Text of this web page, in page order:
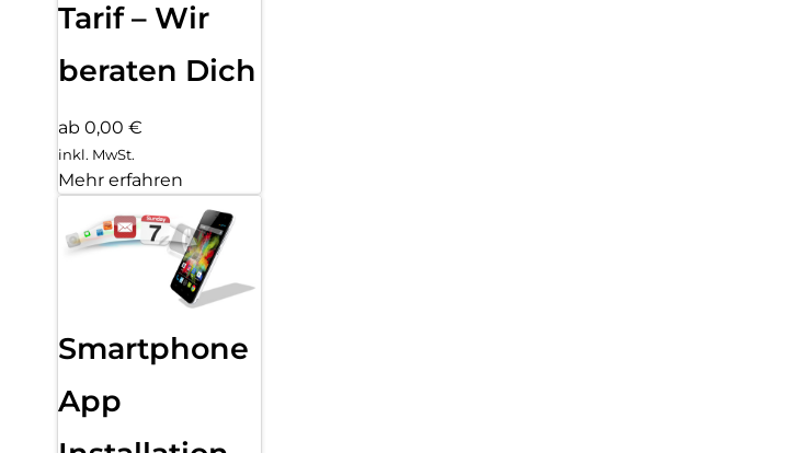
Tarif – Wir
beraten Dich
ab 0,00 €
inkl. MwSt.
Mehr erfahren
Smartphone
App